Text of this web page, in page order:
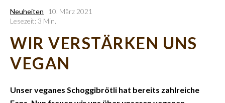
Neuheiten
10. März 2021
Lesezeit: 3 Min.
WIR VERSTÄRKEN UNS
VEGAN
Unser veganes Schoggibrötli hat bereits zahlreiche